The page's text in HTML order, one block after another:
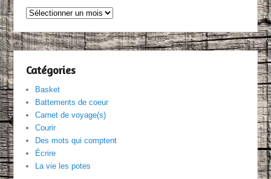
Archives
Catégories
Basket
Battements de coeur
Carnet de voyage(s)
Courir
Des mots qui comptent
Écrire
La vie les potes